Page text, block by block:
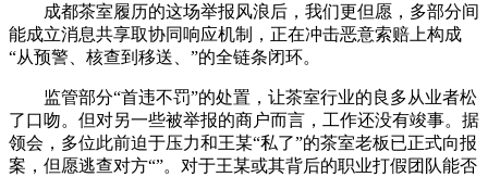
成都茶室履历的这场举报风浪后，我们更但愿，多部分间
能成立消息共享取协同响应机制，正在冲击恶意索赔上构成
“从预警、核查到移送、”的全链条闭环。
监管部分“首违不罚”的处置，让茶室行业的良多从业者松
了口吻。但对另一些被举报的商户而言，工作还没有竣事。据
领会，多位此前迫于压力和王某“私了”的茶室老板已正式向报
案，但愿逃查对方“”。对于王某或其背后的职业打假团队能否